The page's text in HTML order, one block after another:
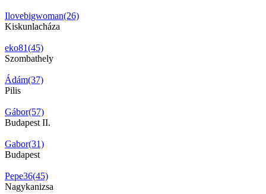
Ilovebigwoman(26)
Kiskunlacháza
eko81(45)
Szombathely
Ádám(37)
Pilis
Gábor(57)
Budapest II.
Gabor(31)
Budapest
Pepe36(45)
Nagykanizsa